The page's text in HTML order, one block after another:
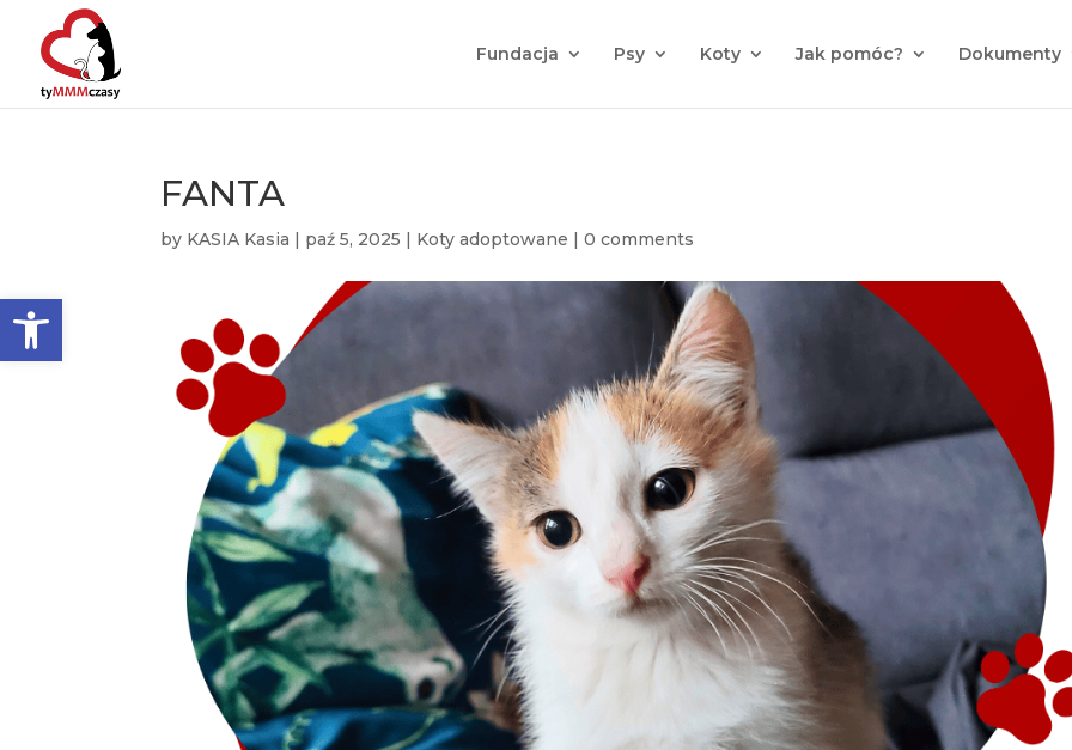
Otwórz pasek narzędzi
Fundacja Psy Koty Jak pomóc? Dokumenty
FANTA
by KASIA Kasia | paź 5, 2025 | Koty adoptowane |0 comments